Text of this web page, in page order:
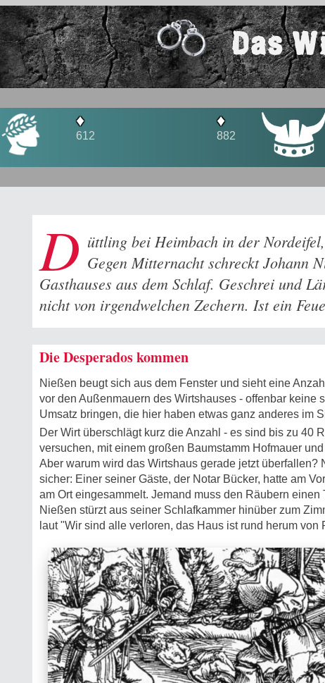
Das
♦
612
♦
882
D üttling bei Heimbach in der
Gegen Mitternacht schreckt Johann
Gasthauses aus dem Schlaf. Geschrei und
nicht von irgendwelchen Zechern. Ist ein
Die Desperados kommen
Nießen beugt sich aus dem Fenster und sieht eine
vor den Außenmauern des Wirtshauses - offenbar keine
Umsatz bringen, die hier haben etwas ganz anderes im
Der Wirt überschlägt kurz die Anzahl - es sind bis zu 40
versuchen, mit einem großen Baumstamm Hofmauer
Aber warum wird das Wirtshaus gerade jetzt überfallen?
sicher: Einer seiner Gäste, der Notar Bücker, hatte am
am Ort eingesammelt. Jemand muss den Räubern einen
Nießen stürzt aus seiner Schlafkammer hinüber zum
laut "Wir sind alle verloren, das Haus ist rund herum von